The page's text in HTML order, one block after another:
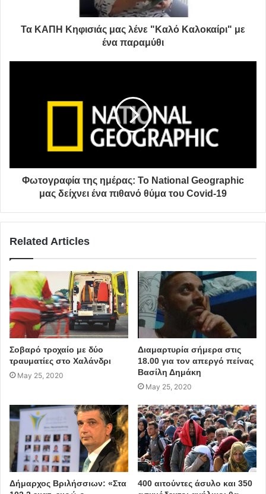
Πολλοί ήταν οι θαυμαστές του ηθοποιού που θεώρησαν
ότι ο ηθοποιός αστειεύτηκε με τον τρόπο αυτό στη
συνεχιζόμενη συζήτηση σχετικά με το εάν ο κόσμος
πρέπει να φοράει ή όχι μάσκα για να προστατευθεί από
«Σε αυτήν την περίπτωση, ο Τζον Ράμπο θα έκανε
λάθος», έγραψε ένας ακόλουθος του ηθοποιού και ένας
άλλος πρόσθεσε: «Αυτό θα έκανε τον Ράμπο να είναι ο
Κάποιος άλλος έγραψε: «Επομένως, πιστεύει προφανώς
ότι είναι Ράμπο».
πολλές φορές φορώντας μάσκα προσώπου
H επίμαχη ανάρτηση του Σιλβέστερ Σταλόνε έχει
αποσυρθεί.
Twitter μάσκα Σιλβέστερ Σταλόνε
Ράμπο
Τα ΚΑΠΗ Κηφισιάς μας λένε "Καλό Καλοκαίρι" με
ένα παραμύθι
Φωτογραφία της ημέρας: Το National Geographic
μας δείχνει ένα πιθανό θύμα του Covid-19
Related Articles
Σοβαρό τροχαίο με δύο
τραυματίες στο Χαλάνδρι
May 25, 2020
Διαμαρτυρία σήμερα στις
18.00 για τον απεργό πείνας
Βασίλη Δημάκη
May 25, 2020
Δήμαρχος Βριλήσσιων: «Στα
400 αιτούντες άσυλο και 350